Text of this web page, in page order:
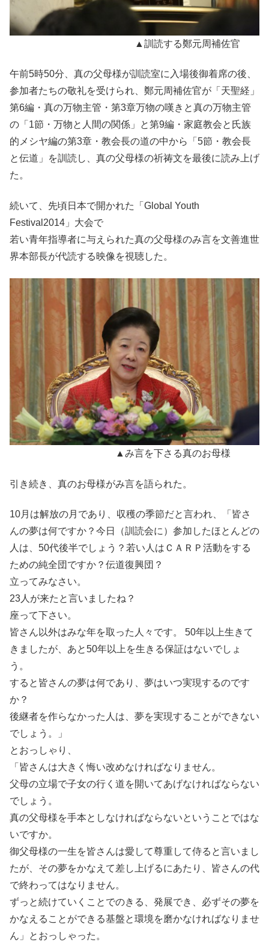
▲訓読する鄭元周補佐官
午前5時50分、真の父母様が訓読室に入場後御着席の後、
参加者たちの敬礼を受けられ、鄭元周補佐官が「天聖経」
第6編・真の万物主管・第3章万物の嘆きと真の万物主管
の「1節・万物と人間の関係」と第9編・家庭教会と氏族
的メシヤ編の第3章・教会長の道の中から「5節・教会長
と伝道」を訓読し、真の父母様の祈祷文を最後に読み上げ
た。
続いて、先頃日本で開かれた「Global Youth
Festival2014」大会で
若い青年指導者に与えられた真の父母様のみ言を文善進世
界本部長が代読する映像を視聴した。
▲み言を下さる真のお母様
引き続き、真のお母様がみ言を語られた。
10月は解放の月であり、収穫の季節だと言われ、「皆さ
んの夢は何ですか？今日（訓読会に）参加したほとんどの
人は、50代後半でしょう？若い人はＣＡＲＰ活動をする
ための純全団ですか？伝道復興団？
立ってみなさい。
23人が来たと言いましたね？
座って下さい。
皆さん以外はみな年を取った人々です。 50年以上生きて
きましたが、あと50年以上を生きる保証はないでしょ
う。
すると皆さんの夢は何であり、夢はいつ実現するのです
か？
後継者を作らなかった人は、夢を実現することができない
でしょう。」
とおっしゃり、
「皆さんは大きく悔い改めなければなりません。
父母の立場で子女の行く道を開いてあげなければならない
でしょう。
真の父母様を手本としなければならないということではな
いですか。
御父母様の一生を皆さんは愛して尊重して侍ると言いまし
たが、その夢をかなえて差し上げるにあたり、皆さんの代
で終わってはなりません。
ずっと続けていくことでのきる、発展でき、必ずその夢を
かなえることができる基盤と環境を磨かなければなりませ
ん」とおっしゃった。